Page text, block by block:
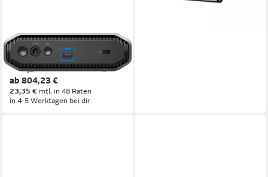
SANDISK PROFESSIONAL
G-DRIVE externe HDD-
Festplatte
ab 804,23 €
23,35 € mtl. in 48 Raten
in 4-5 Werktagen bei dir